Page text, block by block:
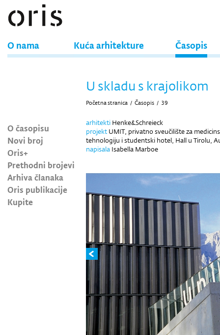
O nama Kuća arhitekture Časopis
O časopisu
Novi broj
Oris+
Prethodni brojevi
Arhiva članaka
Oris publikacije
Kupite
U skladu s krajolikom
Početna stranica / Časopis / 39
arhitekti Henke&Schreieck
projekt UMIT, privatno sveučilište za
tehnologiju i studentski hotel, Hall u Tirolu,
napisala Isabella Marboe